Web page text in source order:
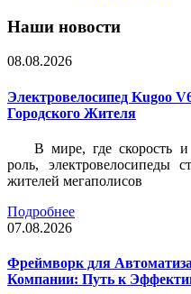
Наши новости
08.08.2026
Электровелосипед Kugoo
Городского Жителя
В мире, где скорость
роль, электровелосипеды
жителей мегаполисов
Подробнее
07.08.2026
Фреймворк для
Компании: Путь к